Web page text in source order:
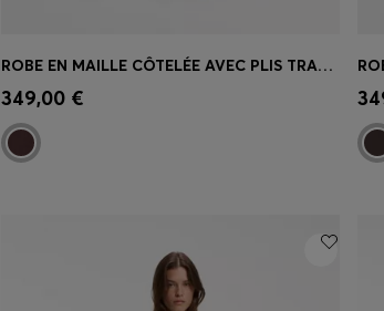
Achat rapide
taille)
ROBE EN MAILLE CÔTELÉE AVEC PLIS TRANSPARENTS
349,00 €